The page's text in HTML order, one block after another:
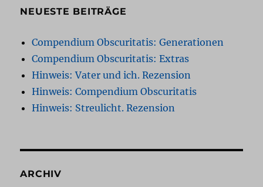
NEUESTE BEITRÄGE
Compendium Obscuritatis: Generationen
Compendium Obscuritatis: Extras
Hinweis: Vater und ich. Rezension
Hinweis: Compendium Obscuritatis
Hinweis: Streulicht. Rezension
ARCHIV